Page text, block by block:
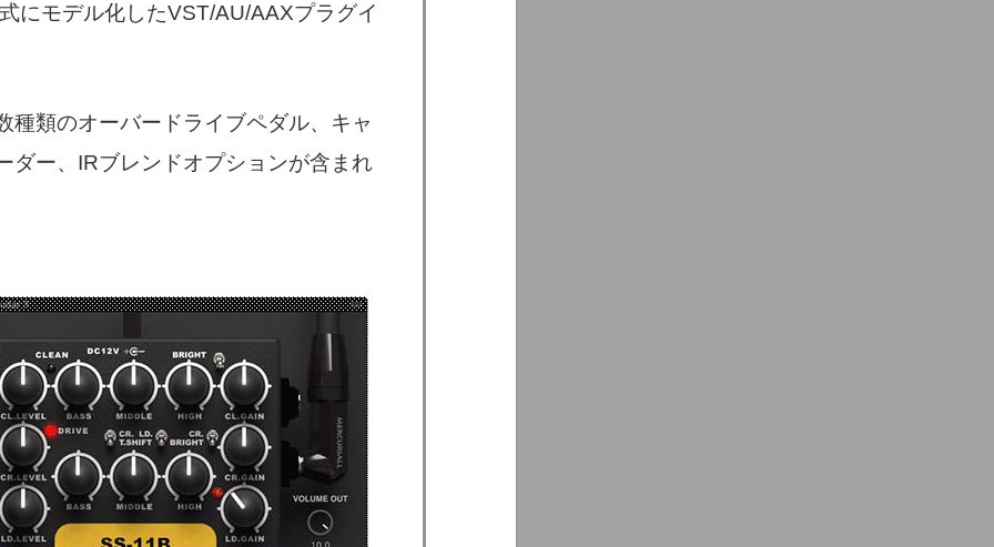
にモデル化したVST/AU/AAXプラグイ
種類のオーバードライブペダル、キャ
ダー、IRブレンドオプションが含まれ